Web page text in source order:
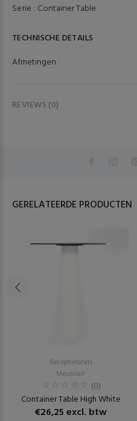
Serie : Container Table
TECHNISCHE DETAILS
Afmetingen :
REVIEWS (0)
GERELATEERDE PRODUCTEN
Receptietafels
Meubilair
(0)
Container Table High White
€26,25 excl. btw